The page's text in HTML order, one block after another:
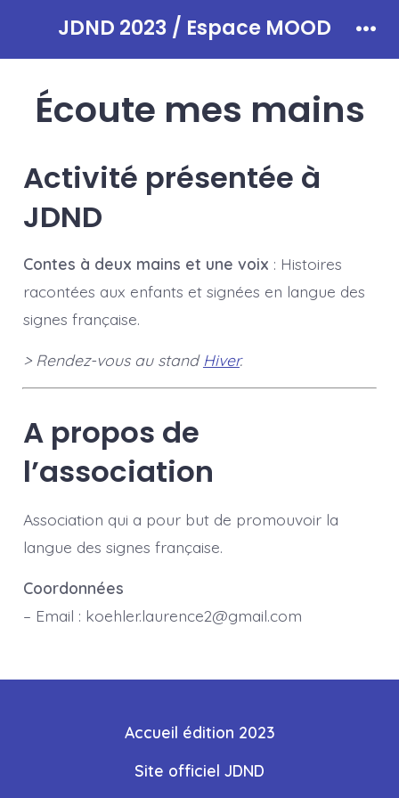
JDND 2023 / Espace MOOD
Écoute mes mains
Activité présentée à
JDND
Contes à deux mains et une voix : Histoires
racontées aux enfants et signées en langue des
signes française.
> Rendez-vous au stand Hiver.
A propos de
l’association
Association qui a pour but de promouvoir la
langue des signes française.
Coordonnées
– Email : koehler.laurence2@gmail.com
Accueil édition 2023
Site officiel JDND